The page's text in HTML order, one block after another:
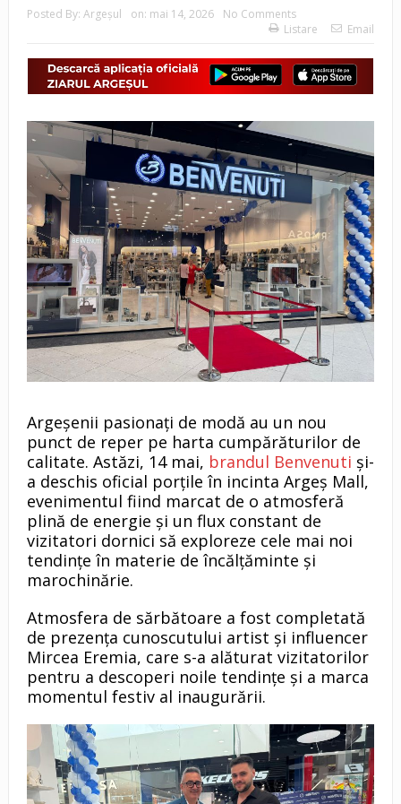
Posted By: Argeşul on: mai 14, 2026
No Comments
Listare
Email
Argeșenii pasionați de modă au un nou
punct de reper pe harta cumpărăturilor de
calitate. Astăzi, 14 mai, brandul Benvenuti și-
a deschis oficial porțile în incinta Argeș Mall,
evenimentul fiind marcat de o atmosferă
plină de energie și un flux constant de
vizitatori dornici să exploreze cele mai noi
tendințe în materie de încălțăminte și
marochinărie.
Atmosfera de sărbătoare a fost completată
de prezența cunoscutului artist și influencer
Mircea Eremia, care s-a alăturat vizitatorilor
pentru a descoperi noile tendințe și a marca
momentul festiv al inaugurării.